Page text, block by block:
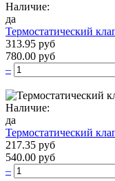
Наличие:
да
Термостатический
313.95 руб
780.00 руб
–
Наличие:
да
Термостатический
217.35 руб
540.00 руб
–